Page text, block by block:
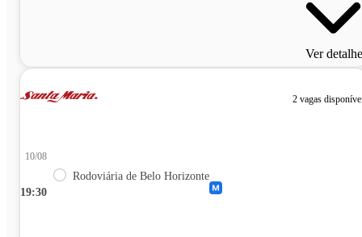
Ver
2 vagas
19:30
10/08
Rodoviária de Belo Horizonte